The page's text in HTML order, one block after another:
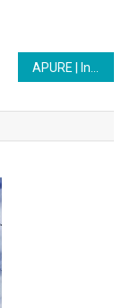
APURE | Inces abre cursos en la base de misiones Villa del Sol